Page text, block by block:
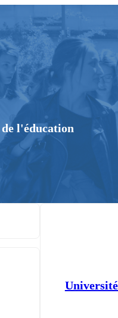
l'éducation